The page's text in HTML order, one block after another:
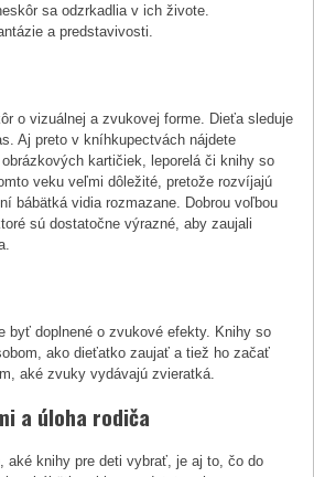
sa odzrkadlia v ich živote.
a predstavivosti.
o vizuálnej a zvukovej forme. Dieťa sleduje
Aj preto v kníhkupectvách nájdete
kartičiek, leporelá či knihy so
veku veľmi dôležité, pretože rozvíjajú
bábätká vidia rozmazane. Dobrou voľbou
sú dostatočne výrazné, aby zaujali
byť doplnené o zvukové efekty. Knihy so
ako dieťatko zaujať a tiež ho začať
aké zvuky vydávajú zvieratká.
a úloha rodiča
aké knihy pre deti vybrať, je aj to, čo do